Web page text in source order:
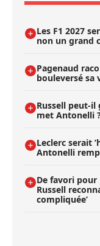
Les F1 2027
non un grand
Pagenaud
bouleversé sa
Russell peut-il
met Antonelli
Leclerc serait
Antonelli
De favori pour
Russell
compliquée’